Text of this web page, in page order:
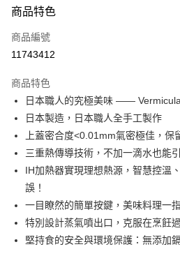
3 期 0 利率 每期
合作金庫商業銀行
上海商業儲蓄銀行
臺灣中小企業銀行
匯豐（台灣）商業銀行
華
聯邦商業銀行
元大商業銀行
永
玉山商業銀行
星
台灣樂天信用卡公司
合作金庫商業銀行
上海商業儲蓄銀行
國泰世華商業銀行
匯豐（台灣）商業銀行
聯邦商業銀行
遠
元大商業銀行
永
玉山商業銀行
星
台新國際商業銀行
即享券
LINE Pay
Apple Pay
街口支付
Google Pay
ATM付款
運送方式
宅配
商品特色
商品編號
11743412
商品特色
日本職人的究極美味 ——
日本製造，日本職人全手工製作
上蓋密合度<0.01mm氣密極佳，保
三重熱傳導技術，不加一滴水也能
IH加熱器實現理想熱源，智慧控溫
誤！
一目瞭然的簡單按鍵，美味料理一
特別設計蒸氣噴出口，克服在烹飪
堅持食的安全與環境保護：無添加